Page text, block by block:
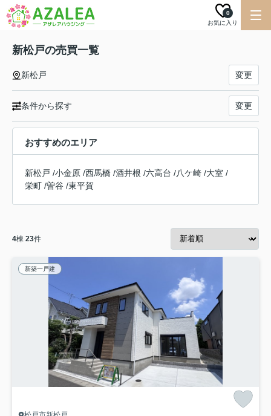
お気に入り
0
新松戸の売買一覧
新松戸 変更
条件から探す 変更
おすすめのエリア
新松戸 /小金原 /西馬橋 /酒井根 /六高台 /八ケ崎 /大室 /
栄町 /曽谷 /東平賀
4棟 23件
新築一戸建